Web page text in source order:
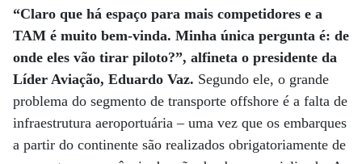
“Claro que há espaço para mais competidores e a
TAM é muito bem-vinda. Minha única pergunta é: de
onde eles vão tirar piloto?”, alfineta o presidente da
Líder Aviação, Eduardo Vaz. Segundo ele, o grande
problema do segmento de transporte offshore é a falta de
infraestrutura aeroportuária – uma vez que os embarques
a partir do continente são realizados obrigatoriamente de